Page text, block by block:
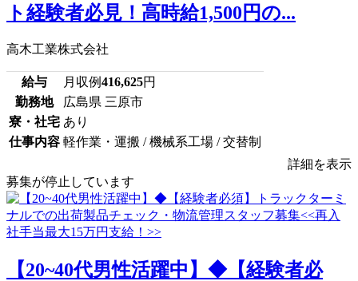
ト経験者必見！高時給1,500円の...
高木工業株式会社
給与 月収例416,625円
勤務地
広島県 三原市
寮・社宅 あり
仕事内容 軽作業・運搬 / 機械系工場 / 交替制
詳細を表示
募集が停止しています
【20~40代男性活躍中】◆【経験者必